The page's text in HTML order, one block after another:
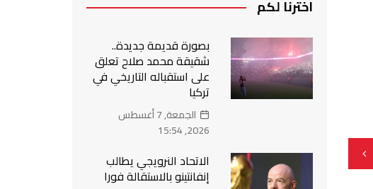
اخترنا لكم
بصورة قديمة جديدة..
شقيقة محمد صلاح تعلق
على استقباله التاريخي في
تركيا
الجمعة, 7 أغسطس
2026, 15:54
الاتحاد النرويجي يطالب
إنفانتينو بالاستقالة فورا